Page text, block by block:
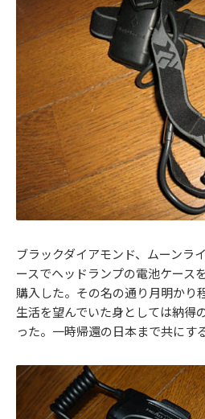
ブラックダイアモンド、ムーンラ
ースでヘッドランプの電池ケース
購入した。その名の通り月明かり
生活を望んでいた身としては納得
った。一時帰還の日本まで共にす